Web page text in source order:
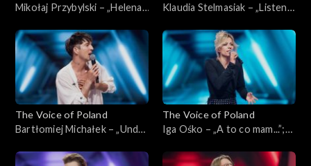
Mikołaj Przybylski – „Helena”;
Nokaut, 2 listopada 2024
Klaudia Stelmasiak – „Listen”;
Nokaut, 2 listopada 2024
The Voice of Poland
Bartłomiej Michałek – „Under
Poland”, Nokaut, 2 listopada
The Voice of Poland
Iga Ośko – „A to co mam...”;
Nokaut, 2 listopada 2024